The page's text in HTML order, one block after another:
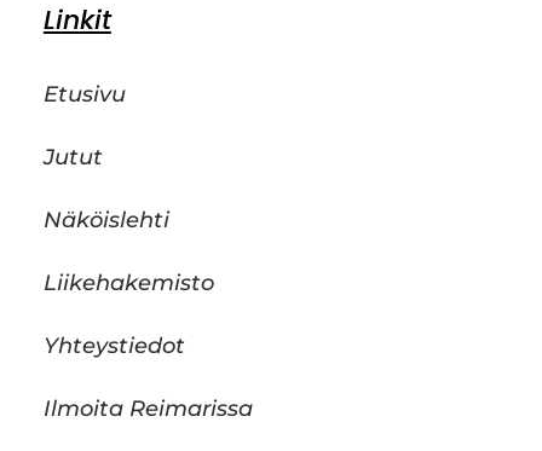
Linkit
Etusivu
Jutut
Näköislehti
Liikehakemisto
Yhteystiedot
Ilmoita Reimarissa